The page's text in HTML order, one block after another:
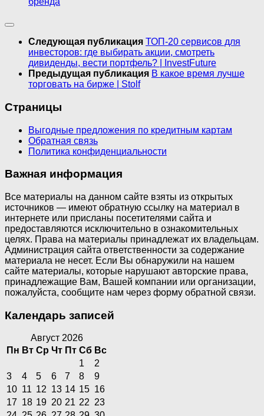
Следующая публикация ТОП-20 сервисов для
инвесторов: где выбирать акции, смотреть
дивиденды, вести портфель? | InvestFuture
Предыдущая публикация В какое время лучше
торговать на бирже | Stolf
Страницы
Выгодные предложения по кредитным картам
Обратная связь
Политика конфиденциальности
Важная информация
Все материалы на данном сайте взяты из открытых
источников — имеют обратную ссылку на материал в
интернете или присланы посетителями сайта и
предоставляются исключительно в ознакомительных
целях. Права на материалы принадлежат их владельцам.
Администрация сайта ответственности за содержание
материала не несет. Если Вы обнаружили на нашем
сайте материалы, которые нарушают авторские права,
принадлежащие Вам, Вашей компании или организации,
пожалуйста, сообщите нам через форму обратной связи.
Календарь записей
Август 2026
Пн Вт Ср Чт Пт Сб Вс
1
2
3
4 5 6 7 8
9
10 11 12 13 14 15 16
17 18 19 20 21 22 23